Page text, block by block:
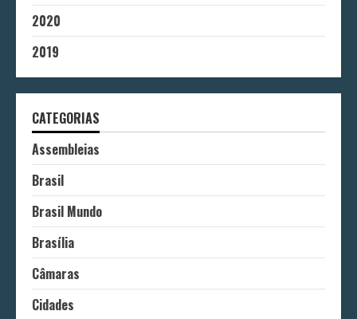
2020
2019
CATEGORIAS
Assembleias
Brasil
Brasil Mundo
Brasília
Câmaras
Cidades